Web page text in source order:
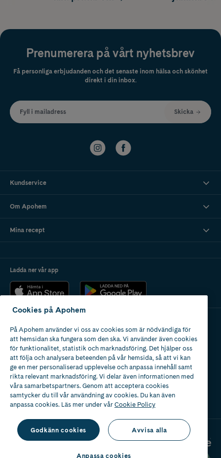
Prenumerera på vårt nyhetsbrev
Få personliga erbjudanden och det senaste inom hälsa och skönhet
direkt i din inbox.
Fyll i mailadress Skicka
Kundservice
Om Apohem
Mina recept
Ladda ner vår app
Apotek med tillstånd
av Läkemedelsverket
Cookies på Apohem
På Apohem använder vi oss av cookies som är nödvändiga för
att hemsidan ska fungera som den ska. Vi använder även cookies
för funktionalitet, statistik och marknadsföring. Det hjälper oss
att följa och analysera beteenden på vår hemsida, så att vi kan
ge en mer personaliserad upplevelse och anpassa innehåll samt
rikta relevant marknadsföring. Vi delar även informationen med
våra samarbetspartners. Genom att acceptera cookies
samtycker du till vår användning av cookies. Du kan även
anpassa cookies. Läs mer under vårCookie Policy
Godkänn cookies Avvisa alla
Anpassa cookies